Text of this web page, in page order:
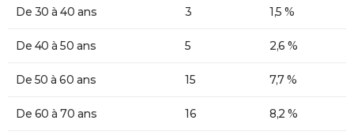
De 30 à 40 ans 3 1,5 %
De 40 à 50 ans 5 2,6 %
De 50 à 60 ans 15 7,7 %
De 60 à 70 ans 16 8,2 %